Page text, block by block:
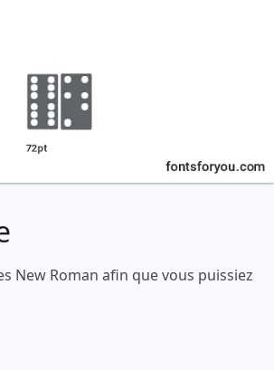
New Roman afin que vous puissiez